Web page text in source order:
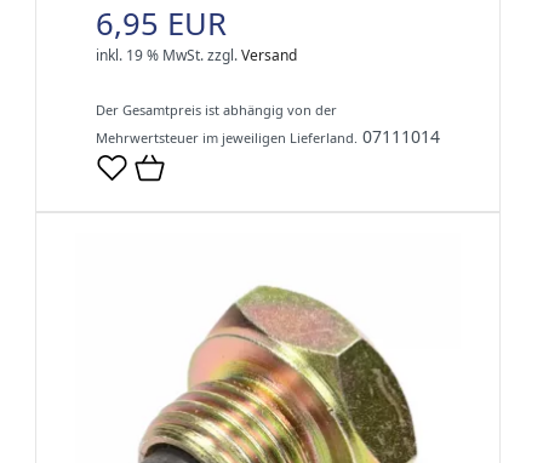
6,95 EUR
inkl. 19 % MwSt.zzgl.Versand
Der Gesamtpreis ist abhängig von der
Mehrwertsteuer im jeweiligen Lieferland. 07111014